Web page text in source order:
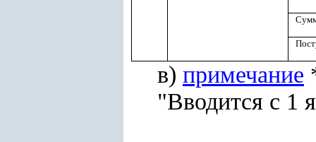
в) примечание
"Вводится с 1